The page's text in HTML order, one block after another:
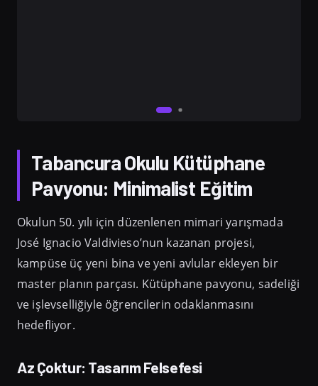
Tabancura Okulu Kütüphane
Pavyonu: Minimalist Eğitim
Okulun 50. yılı için düzenlenen mimari yarışmada
José Ignacio Valdivieso’nun kazanan projesi,
kampüse üç yeni bina ve yeni avlular ekleyen bir
master planın parçası. Kütüphane pavyonu, sadeliği
ve işlevselliğiyle öğrencilerin odaklanmasını
hedefliyor.
Az Çoktur: Tasarım Felsefesi